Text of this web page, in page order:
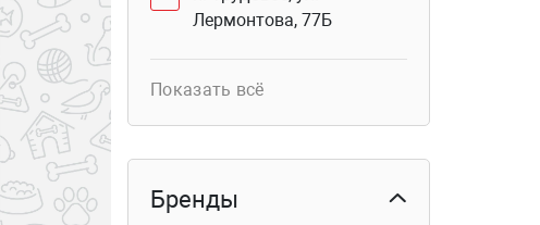
Лермонтова, 77Б
Юмашева, 2 В
103б)
Столетия Владивостока,
Показать всё
Бренды